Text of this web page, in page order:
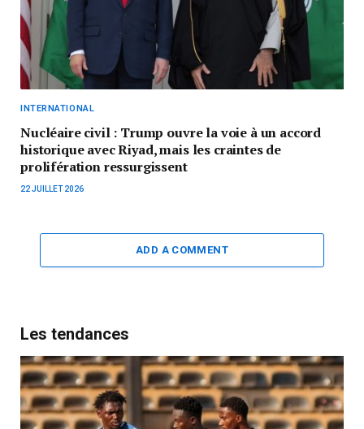
INTERNATIONAL
Nucléaire civil : Trump ouvre la voie à un accord
historique avec Riyad, mais les craintes de
prolifération ressurgissent
22 JUILLET 2026
ADD A COMMENT
Les tendances